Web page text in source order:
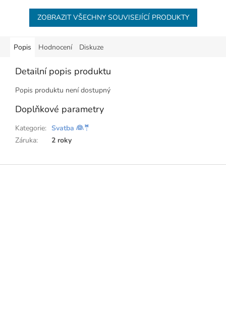
ZOBRAZIT VŠECHNY SOUVISEJÍCÍ PRODUKTY
Popis Hodnocení Diskuze
Detailní popis produktu
Popis produktu není dostupný
Doplňkové parametry
Kategorie: Svatba 👰🤵
Záruka: 2 roky
Z